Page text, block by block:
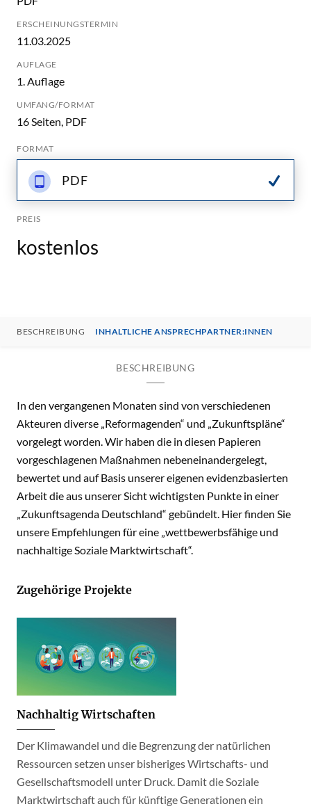
ERSCHEINUNGSTERMIN
11.03.2025
AUFLAGE
1. Auflage
UMFANG/FORMAT
16 Seiten, PDF
FORMAT
PDF
PREIS
kostenlos
BESCHREIBUNG INHALTLICHE ANSPRECHPARTNER:INNEN
BESCHREIBUNG
In den vergangenen Monaten sind von verschiedenen
Akteuren diverse „Reformagenden“ und „Zukunftspläne“
vorgelegt worden. Wir haben die in diesen Papieren
vorgeschlagenen Maßnahmen nebeneinandergelegt,
bewertet und auf Basis unserer eigenen evidenzbasierten
Arbeit die aus unserer Sicht wichtigsten Punkte in einer
„Zukunftsagenda Deutschland“ gebündelt. Hier finden Sie
unsere Empfehlungen für eine „wettbewerbsfähige und
nachhaltige Soziale Marktwirtschaft“.
Zugehörige Projekte
Nachhaltig Wirtschaften
Der Klimawandel und die Begrenzung der natürlichen
Ressourcen setzen unser bisheriges Wirtschafts- und
Gesellschaftsmodell unter Druck. Damit die Soziale
Marktwirtschaft auch für künftige Generationen ein